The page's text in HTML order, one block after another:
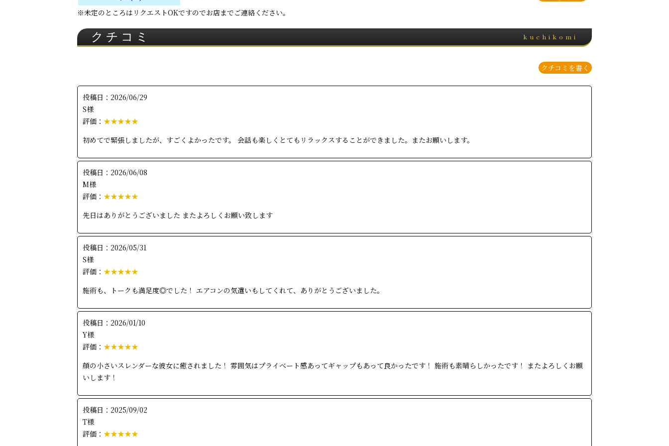
※未定のところはリクエストOKですのでお店までご連絡ください。
クチコミ kuchikomi
クチコミを書く
投稿日：2026/06/29
S様
評価： ★★★★★
初めてで緊張しましたが、すごくよかったです。 会話も楽しくとてもリラックスすることができました。またお願いします。
投稿日：2026/06/08
M様
評価： ★★★★★
先日はありがとうございました またよろしくお願い致します
投稿日：2026/05/31
S様
評価： ★★★★★
施術も、トークも満足度◎でした！ エアコンの気遣いもしてくれて、ありがとうございました。
投稿日：2026/01/10
Y様
評価： ★★★★★
顔の小さいスレンダーな彼女に癒されました！ 雰囲気はプライベート感あってギャップもあって良かったです！ 施術も素晴らしかったです！ またよろしくお願
いします！
投稿日：2025/09/02
T様
評価： ★★★★★